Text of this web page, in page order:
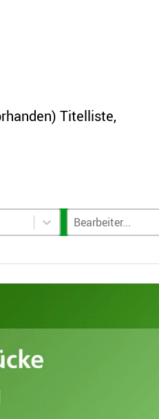
Titelliste,
Bearbeiter-Filter
Select content
Select content